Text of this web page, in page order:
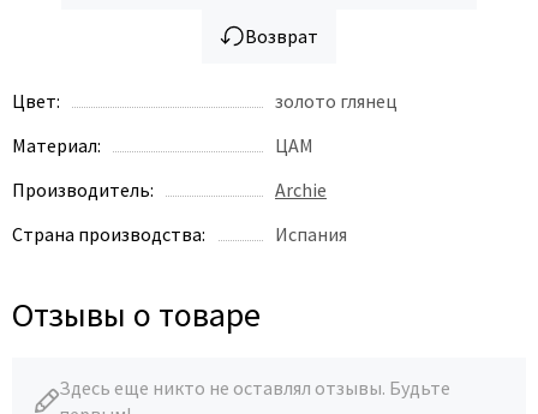
Возврат
Цвет:
золото глянец
Материал:
ЦАМ
Производитель:
Archie
Страна производства:
Испания
Отзывы о товаре
Здесь еще никто не оставлял отзывы. Будьте